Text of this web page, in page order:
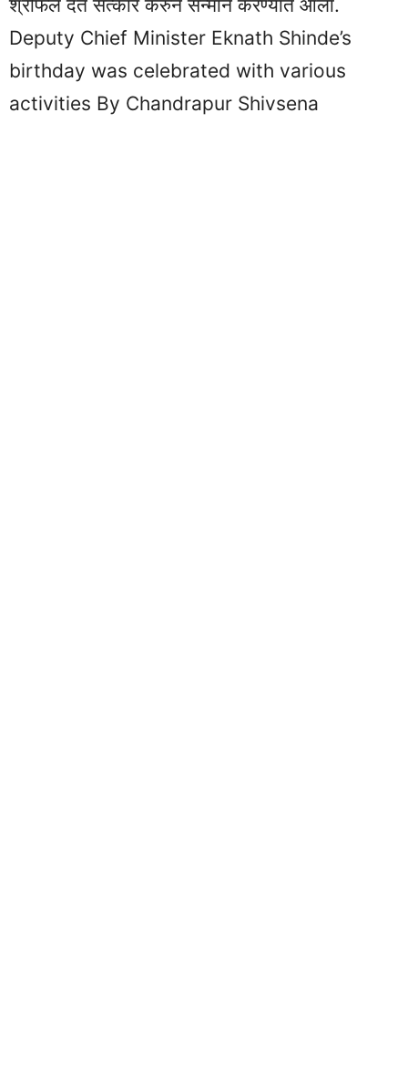
श्रीफल देत सत्कार करुन सन्मान करण्यात आला.
Deputy Chief Minister Eknath Shinde’s
birthday was celebrated with various
activities By Chandrapur Shivsena